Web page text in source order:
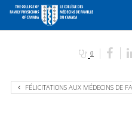
0
FÉLICITATIONS AUX MÉDECINS DE